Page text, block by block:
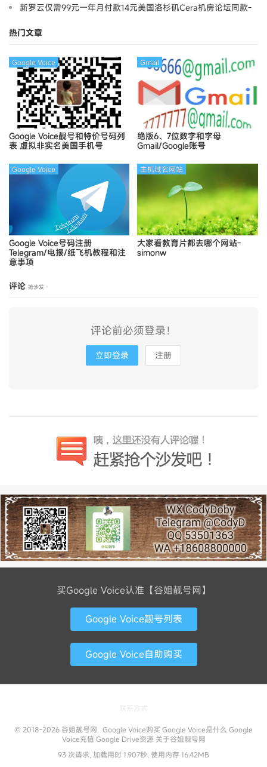
新罗云仅需99元一年月付款14元美国洛杉矶Cera机房论坛同款-
热门文章
Google Voice靓号和特价号码列
表 虚拟非实名美国手机号
Google Voice
绝版6、7位数字和字母
Gmail/Google账号
Gmail
Google Voice号码注册
Telegram/电报/纸飞机教程和注
意事项
Google Voice
大家看教育片都去哪个网站-
simonw
主机域名网站
评论 抢沙发
评论前必须登录！
立即登录 注册
买Google Voice认准【谷姐靓号网】
Google Voice靓号列表
Google Voice自助购买
联系方式
© 2018-2026 谷姐靓号网 Google Voice购买 Google Voice是什么 Google
Voice充值 Google Drive资源 关于谷姐靓号网
93 次请求, 加载用时 1.907秒, 使用内存 16.42MB